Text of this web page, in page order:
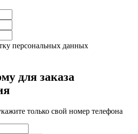
персональных данных
для заказа
только свой номер телефона